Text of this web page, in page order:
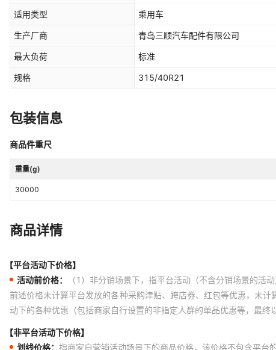
适用类型 乘用车
生产厂商 青岛三顺汽车配件有限公司
最大负荷 标准
规格 315/40R21
包装信息
商品件重尺
重量(g)
30000
商品详情
【平台活动下价格】
活动前价格：
（1）非分销场景下，指平台活动（不含分销场景的
前述价格未计算平台发放的各种采购津贴、跨店券、红包等优惠，未
动下的各种优惠（包括商家自行设置的非指定人群的单品优惠等，最
【非平台活动下价格】
划线价格： 指商家自营销活动场景下的商品价格，该价格不包含平台